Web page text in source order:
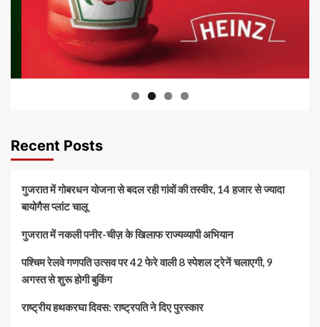
Recent Posts
गुजरात में गोबरधन योजना से बदल रही गांवों की तस्वीर, 14 हजार से ज्यादा
बायोगैस प्लांट चालू
गुजरात में नकली पनीर-चीज़ के खिलाफ राज्यव्यापी अभियान
पश्चिम रेलवे गणपति उत्सव पर 42 फेरे वाली 8 स्पेशल ट्रेनें चलाएगी, 9
अगस्त से शुरू होगी बुकिंग
राष्ट्रीय हथकरघा दिवस: राष्ट्रपति ने दिए पुरस्कार